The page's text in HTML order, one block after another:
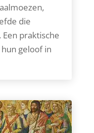
die
praktische
geloof in